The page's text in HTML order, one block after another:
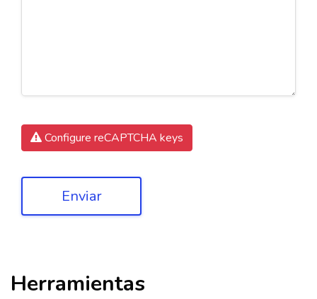
Configure reCAPTCHA keys
Enviar
Herramientas